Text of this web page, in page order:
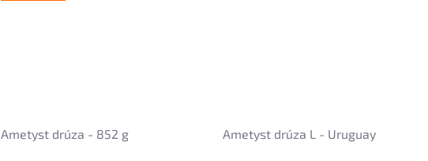
Ametyst drúza - 852 g Ametyst drúza L - Uruguay